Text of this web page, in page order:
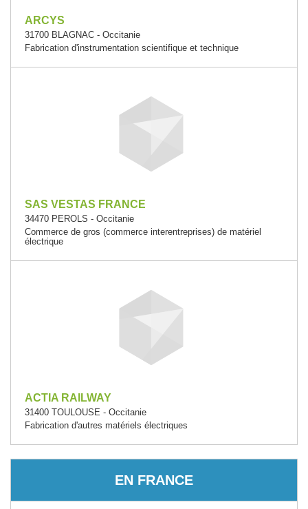
ARCYS
31700 BLAGNAC - Occitanie
Fabrication d'instrumentation scientifique et technique
SAS VESTAS FRANCE
34470 PEROLS - Occitanie
Commerce de gros (commerce interentreprises) de matériel
électrique
ACTIA RAILWAY
31400 TOULOUSE - Occitanie
Fabrication d'autres matériels électriques
EN FRANCE